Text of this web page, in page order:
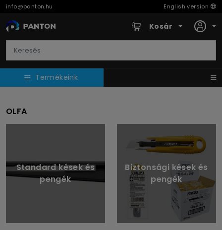
info@panton.hu English version
Kosár
Termékeink
OLFA
Standard kések és
pengék
Biztonsági kések és
pengék